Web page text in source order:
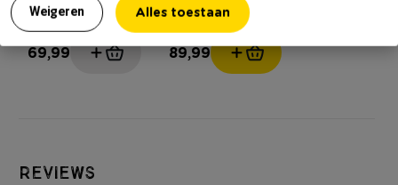
Weigeren Alles toestaan
cm
Niet online
69,99
140x120x30 cm
(1)
89,99
Reviews